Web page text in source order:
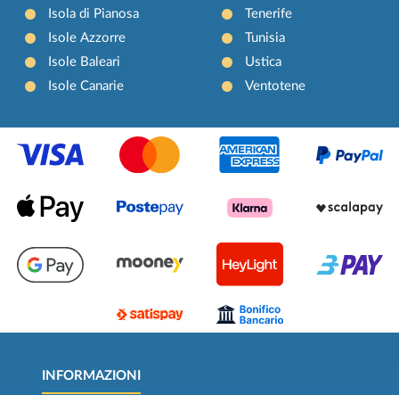
Isola di Pianosa
Isole Azzorre
Isole Baleari
Isole Canarie
Tenerife
Tunisia
Ustica
Ventotene
INFORMAZIONI